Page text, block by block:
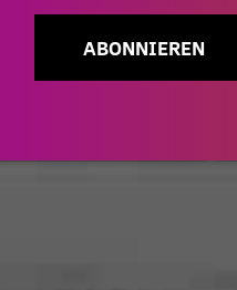
ABONNIEREN